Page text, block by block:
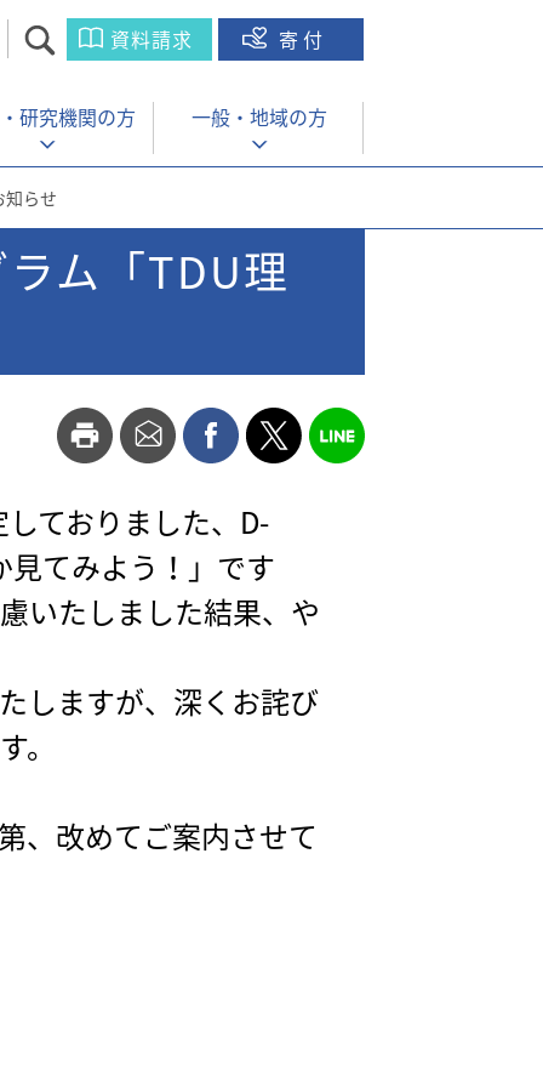
資料請求 寄付
研究機関の方 一般・ 地域の方
知らせ
ム「TDU理
ておりました、D-
見てみよう！」です
いたしました結果、や
しますが、深くお詫び
。
、改めてご案内させて